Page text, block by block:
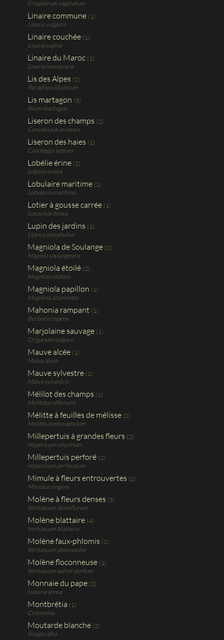
Eriophorum vaginatum
Linaire commune (1)
Linaria vulgaris
Linaire couchée (1)
Linaria supina
Linaire du Maroc (1)
Linaria maroccana
Lis des Alpes (2)
Paradisea liliastrum
Lis martagon (3)
lilium martagon
Liseron des champs (2)
Convolvulus arvensis
Liseron des haies (1)
Calystegia sepium
Lobélie érine (2)
Lobelia erinus
Lobulaire maritime (1)
Lobularia maritima
Lotier à gousse carrée (1)
Lotus maritimus
Lupin des jardins (1)
Lipinus polyphyllus
Magniola de Soulange (2)
Magiola soulangeana
Magniola étoilé (2)
Magniola stellata
Magniola papillon (1)
Magniola acuminata
Mahonia rampant (1)
Berberis repens
Marjolaine sauvage (1)
Origanum vulgare
Mauve alcée (1)
Malva alcea
Mauve sylvestre (1)
Malva sylvestris
Mélilot des champs (1)
Melilotus officinalis
Mélitte à feuilles de mélisse (2)
Melittis melissophylum
Millepertuis à grandes fleurs (2)
Hypericum calycinum
Millepertuis perforé (2)
Hypericum perforatum
Mimule à fleurs entrouvertes (1)
Mimulus ringens
Molène à fleurs denses (3)
Verbascum densiflorum
Molène blattaire (4)
Verbascum blattaria
Molène faux-phlomis (1)
Verbascum phlomoides
Molène floconneuse (1)
Verbascum pulverulentum
Monnaie du pape (2)
Lunaria annua
Montbrétia (1)
Crocosmia
Moutarde blanche (2)
Sinapis alba